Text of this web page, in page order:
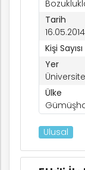
Tarih
16.05.2014
Kişi Sayısı
Yer
Ülke
Ulusal